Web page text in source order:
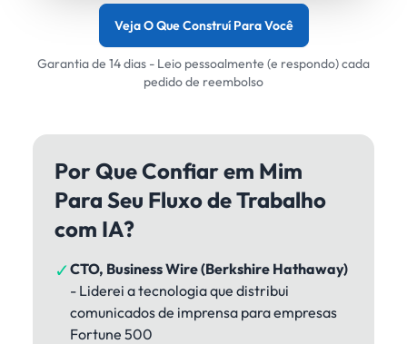
Veja O Que Construí Para Você
Garantia de 14 dias - Leio pessoalmente (e respondo) cada
pedido de reembolso
Por Que Confiar em Mim
Para Seu Fluxo de Trabalho
com IA?
✓CTO, Business Wire (Berkshire Hathaway)
- Liderei a tecnologia que distribui
comunicados de imprensa para empresas
Fortune 500